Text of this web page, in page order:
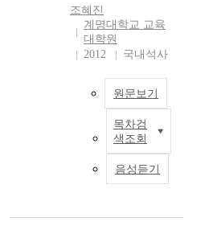
조혜진
계명대학교 교육
대학원
2012
국내석사
원문보기
목차검
색조회
음성듣기